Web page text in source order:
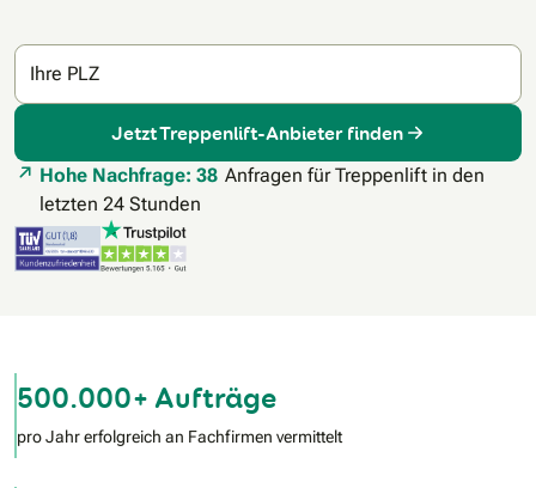
Ihre PLZ
Jetzt Treppenlift-Anbieter finden
Hohe Nachfrage: 38 Anfragen für Treppenlift in den
letzten 24 Stunden
500.000+ Aufträge
pro Jahr erfolgreich an Fachfirmen vermittelt